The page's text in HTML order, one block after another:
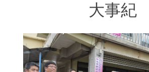
大事紀